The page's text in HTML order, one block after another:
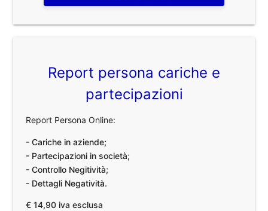
Report persona cariche e
partecipazioni
Report Persona Online:
- Cariche in aziende;
- Partecipazioni in società;
- Controllo Negitività;
- Dettagli Negatività.
€ 14,90 iva esclusa